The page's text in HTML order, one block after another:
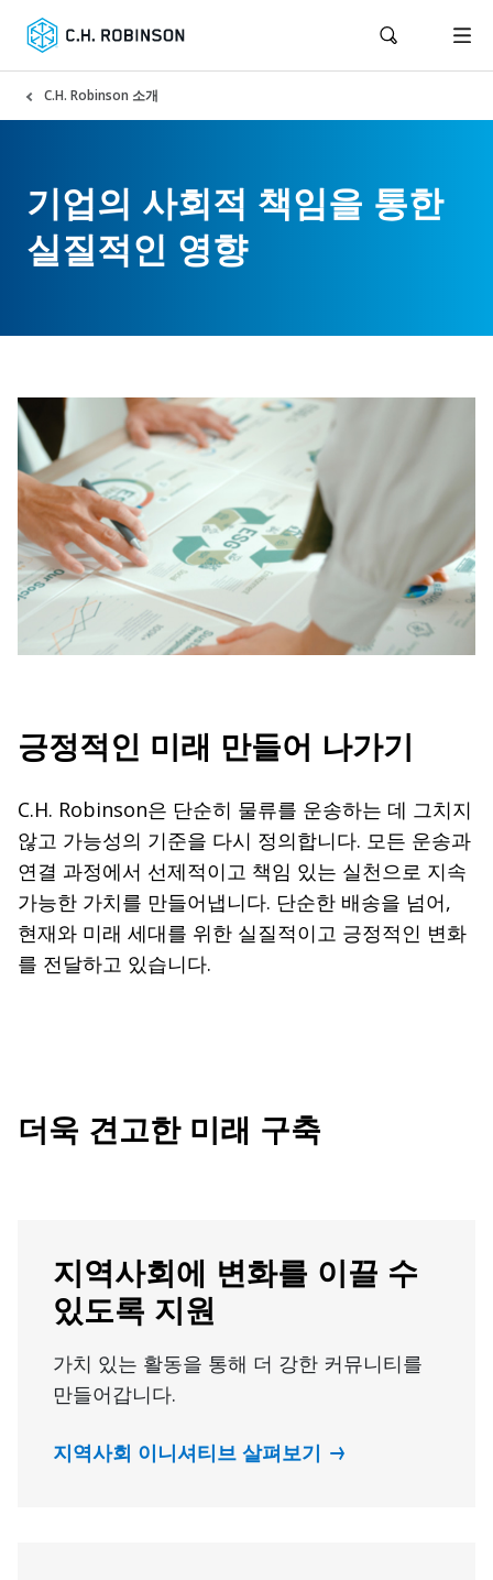
C.H. Robinson 소개
기업의 사회적 책임을 통한
실질적인 영향
긍정적인 미래 만들어 나가기
C.H. Robinson은 단순히 물류를 운송하는 데 그치지
않고 가능성의 기준을 다시 정의합니다. 모든 운송과
연결 과정에서 선제적이고 책임 있는 실천으로 지속
가능한 가치를 만들어냅니다. 단순한 배송을 넘어,
현재와 미래 세대를 위한 실질적이고 긍정적인 변화
를 전달하고 있습니다.
더욱 견고한 미래 구축
지역사회에 변화를 이끌 수
있도록 지원
가치 있는 활동을 통해 더 강한 커뮤니티를
만들어갑니다.
지역사회 이니셔티브 살펴보기